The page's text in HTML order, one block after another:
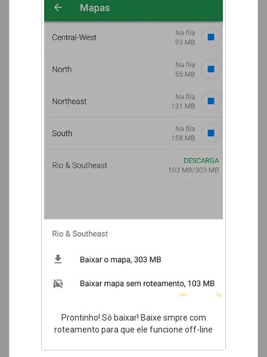
Prontinho! Só baixar! Baixe smpre com
roteamento para que ele funcione off-line